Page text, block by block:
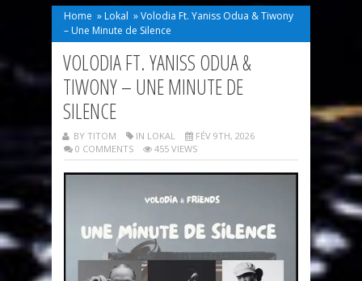
Home » Lokal »Volodia Ft. Yaniss Odua & Tiwony
– Une Minute de Silence
VOLODIA FT. YANISS ODUA &
TIWONY – UNE MINUTE DE
SILENCE
BY TITOM IN LOKAL
FÉV 9TH, 2026
0 COMMENTS
455 VIEWS